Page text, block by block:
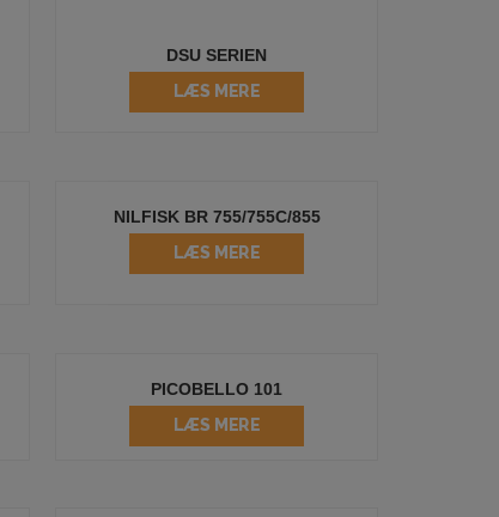
DSU SERIEN
LÆS MERE
NILFISK BR 755/755C/855
LÆS MERE
PICOBELLO 101
LÆS MERE